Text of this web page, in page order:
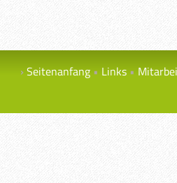
Seitenanfang Links